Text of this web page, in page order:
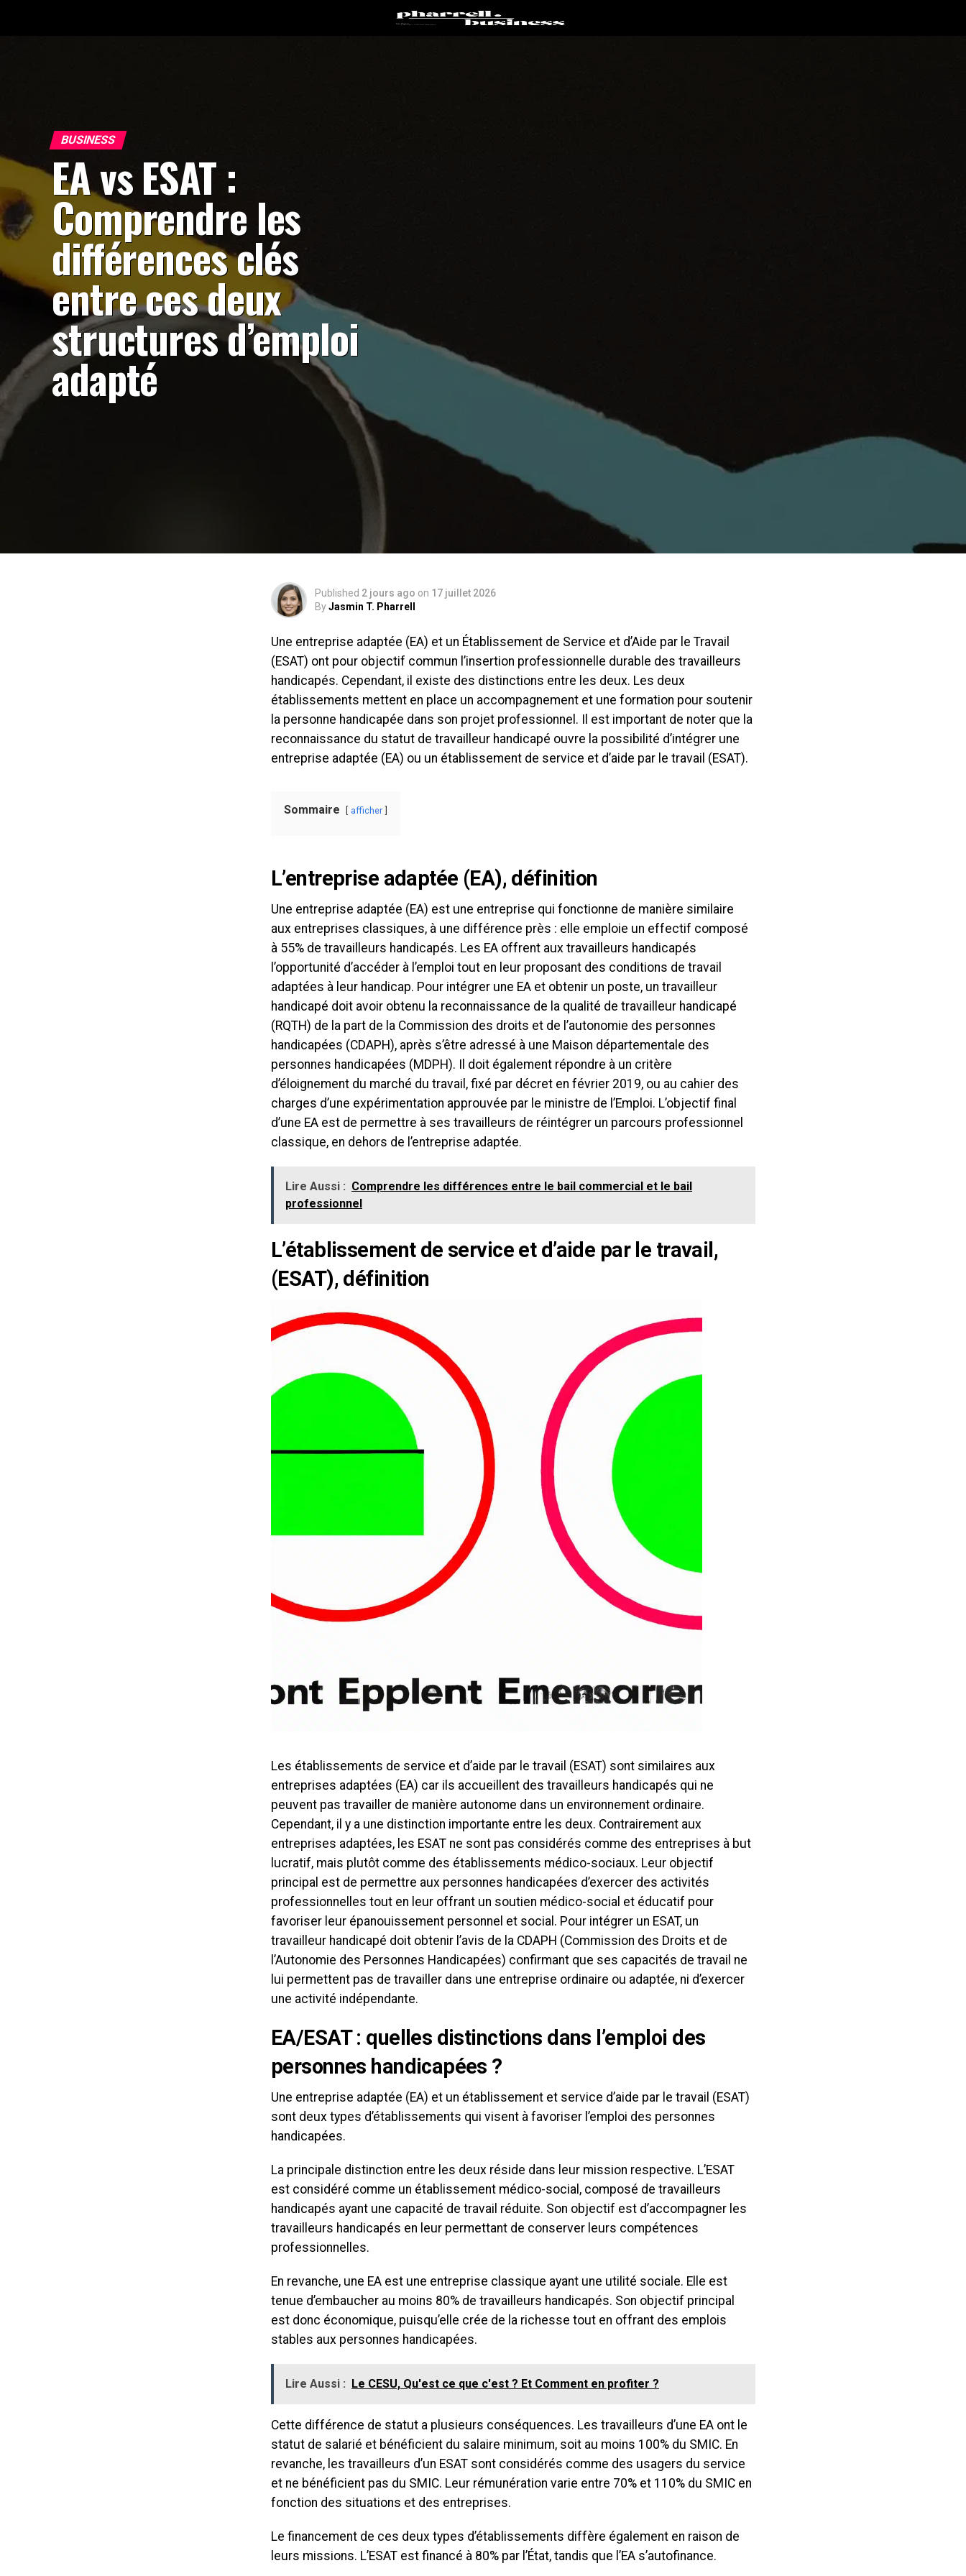
BUSINESS
EA vs ESAT :
Comprendre les
différences clés
entre ces deux
structures d’emploi
adapté
Published 2 jours ago on 17 juillet 2026
ByJasmin T. Pharrell
Une entreprise adaptée (EA) et un Établissement de Service et d’Aide par le Travail
(ESAT) ont pour objectif commun l’insertion professionnelle durable des travailleurs
handicapés. Cependant, il existe des distinctions entre les deux. Les deux
établissements mettent en place un accompagnement et une formation pour soutenir
la personne handicapée dans son projet professionnel. Il est important de noter que la
reconnaissance du statut de travailleur handicapé ouvre la possibilité d’intégrer une
entreprise adaptée (EA) ou un établissement de service et d’aide par le travail (ESAT).
Sommaire afficher
L’entreprise adaptée (EA), définition
Une entreprise adaptée (EA) est une entreprise qui fonctionne de manière similaire
aux entreprises classiques, à une différence près : elle emploie un effectif composé
à 55% de travailleurs handicapés. Les EA offrent aux travailleurs handicapés
l’opportunité d’accéder à l’emploi tout en leur proposant des conditions de travail
adaptées à leur handicap. Pour intégrer une EA et obtenir un poste, un travailleur
handicapé doit avoir obtenu la reconnaissance de la qualité de travailleur handicapé
(RQTH) de la part de la Commission des droits et de l’autonomie des personnes
handicapées (CDAPH), après s’être adressé à une Maison départementale des
personnes handicapées (MDPH). Il doit également répondre à un critère
d’éloignement du marché du travail, fixé par décret en février 2019, ou au cahier des
charges d’une expérimentation approuvée par le ministre de l’Emploi. L’objectif final
d’une EA est de permettre à ses travailleurs de réintégrer un parcours professionnel
classique, en dehors de l’entreprise adaptée.
Lire Aussi : Comprendre les différences entre le bail commercial et le bail
professionnel
L’établissement de service et d’aide par le travail,
(ESAT), définition
Les établissements de service et d’aide par le travail (ESAT) sont similaires aux
entreprises adaptées (EA) car ils accueillent des travailleurs handicapés qui ne
peuvent pas travailler de manière autonome dans un environnement ordinaire.
Cependant, il y a une distinction importante entre les deux. Contrairement aux
entreprises adaptées, les ESAT ne sont pas considérés comme des entreprises à but
lucratif, mais plutôt comme des établissements médico-sociaux. Leur objectif
principal est de permettre aux personnes handicapées d’exercer des activités
professionnelles tout en leur offrant un soutien médico-social et éducatif pour
favoriser leur épanouissement personnel et social. Pour intégrer un ESAT, un
travailleur handicapé doit obtenir l’avis de la CDAPH (Commission des Droits et de
l’Autonomie des Personnes Handicapées) confirmant que ses capacités de travail ne
lui permettent pas de travailler dans une entreprise ordinaire ou adaptée, ni d’exercer
une activité indépendante.
EA/ESAT : quelles distinctions dans l’emploi des
personnes handicapées ?
Une entreprise adaptée (EA) et un établissement et service d’aide par le travail (ESAT)
sont deux types d’établissements qui visent à favoriser l’emploi des personnes
handicapées.
La principale distinction entre les deux réside dans leur mission respective. L’ESAT
est considéré comme un établissement médico-social, composé de travailleurs
handicapés ayant une capacité de travail réduite. Son objectif est d’accompagner les
travailleurs handicapés en leur permettant de conserver leurs compétences
professionnelles.
En revanche, une EA est une entreprise classique ayant une utilité sociale. Elle est
tenue d’embaucher au moins 80% de travailleurs handicapés. Son objectif principal
est donc économique, puisqu’elle crée de la richesse tout en offrant des emplois
stables aux personnes handicapées.
Lire Aussi : Le CESU, Qu'est ce que c'est ? Et Comment en profiter ?
Cette différence de statut a plusieurs conséquences. Les travailleurs d’une EA ont le
statut de salarié et bénéficient du salaire minimum, soit au moins 100% du SMIC. En
revanche, les travailleurs d’un ESAT sont considérés comme des usagers du service
et ne bénéficient pas du SMIC. Leur rémunération varie entre 70% et 110% du SMIC en
fonction des situations et des entreprises.
Le financement de ces deux types d’établissements diffère également en raison de
leurs missions. L’ESAT est financé à 80% par l’État, tandis que l’EA s’autofinance.